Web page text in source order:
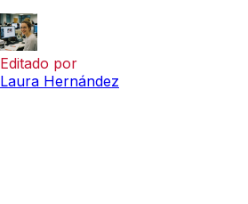
Editado por
Laura Hernández